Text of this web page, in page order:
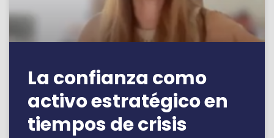
La confianza como
activo estratégico en
tiempos de crisis